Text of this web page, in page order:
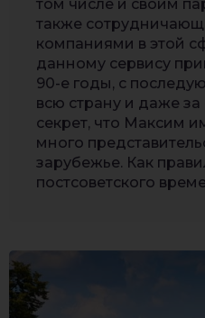
том числе и своим
также
компаниями в этой
данному сервису
90-е годы, с
всю страну и даже
секрет, что Максим
много
зарубежье. Как
постсоветского